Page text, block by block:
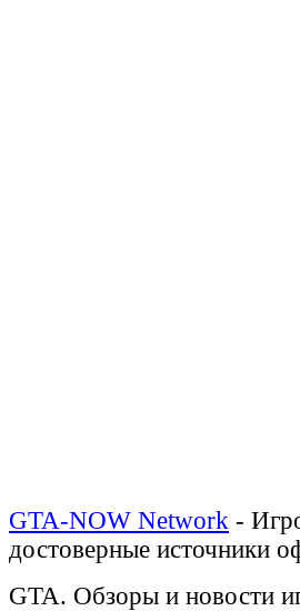
GTA-NOW Network -
достоверные источники
GTA. Обзоры и новости